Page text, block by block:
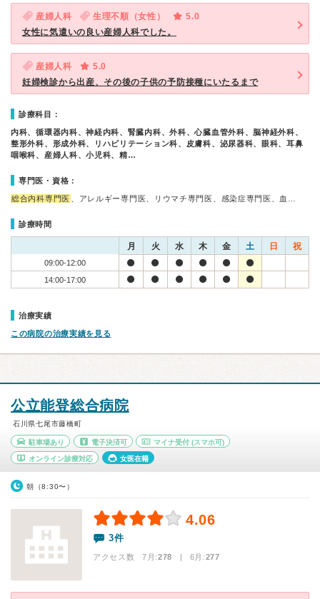
産婦人科 生理不順（女性）
5.0
女性に気遣いの良い産婦人科でした。
産婦人科
5.0
妊婦検診から出産、その後の子供の予防接種にいたるまで
診療科目：
内科、循環器内科、神経内科、腎臓内科、外科、心臓血管外科、脳神経外科、
整形外科、形成外科、リハビリテーション科、皮膚科、泌尿器科、眼科、耳鼻
咽喉科、産婦人科、小児科、精…
専門医・資格：
総合内科専門医 、アレルギー専門医、リウマチ専門医、感染症専門医、血…
診療時間
月 火 水 木 金 土 日 祝
09:00-12:00
14:00-17:00
治療実績
この病院の治療実績を見る
公立能登総合病院
石川県七尾市藤橋町
駐車場あり 電子決済可 マイナ受付 (スマホ可)
オンライン診療対応 女医在籍
朝（8:30〜）
4.06
3件
アクセス数 7月:278 | 6月:277